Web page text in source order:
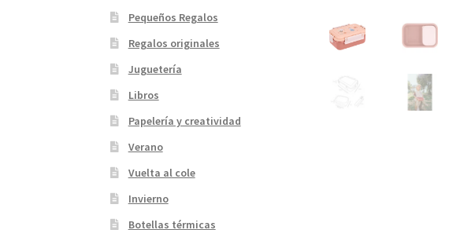
Pequeños Regalos
Regalos originales
Juguetería
Libros
Papelería y creatividad
Verano
Vuelta al cole
Invierno
Botellas térmicas